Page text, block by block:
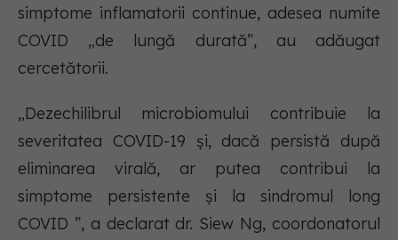
simptome inflamatorii continue, adesea numite
COVID „de lungă durată”, au adăugat
cercetătorii.
„Dezechilibrul microbiomului contribuie la
severitatea COVID-19 și, dacă persistă după
eliminarea virală, ar putea contribui la
simptome persistente și la sindromul long
COVID ”, a declarat dr. Siew Ng, coordonatorul